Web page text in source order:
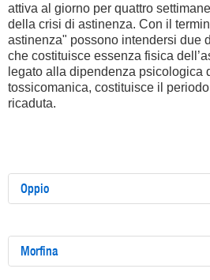
attiva al giorno per quattro
della crisi di astinenza. Con il
astinenza" possono intendersi due
che costituisce essenza fisica
legato alla dipendenza psicologica
tossicomanica, costituisce il
ricaduta.
Oppio
Morfina